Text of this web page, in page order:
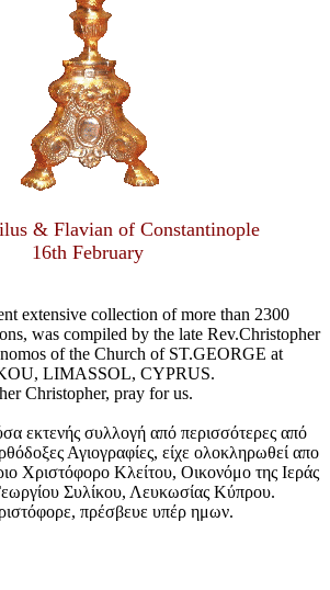
& Flavian of Constantinople
16th February
extensive collection of more than 2300
was compiled by the late Rev.Christopher
of the Church of ST.GEORGE at
LIMASSOL, CYPRUS.
Christopher, pray for us.
εκτενής συλλογή από περισσότερες από
Αγιογραφίες, είχε ολοκληρωθεί απο
Χριστόφορο Κλείτου, Οικονόμο της Ιεράς
Συλίκου, Λευκωσίας Κύπρου.
πρέσβευε υπέρ ημων.